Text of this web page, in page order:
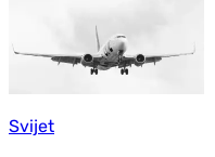
Svijet